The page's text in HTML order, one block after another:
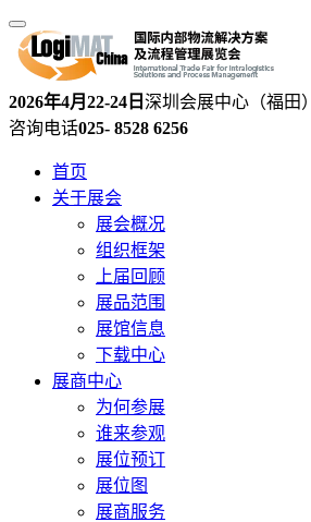
2026年4月22-24日 深圳会展中心（福田）
咨询电话025- 8528 6256
首页
关于展会
展会概况
组织框架
上届回顾
展品范围
展馆信息
下载中心
展商中心
为何参展
谁来参观
展位预订
展位图
展商服务